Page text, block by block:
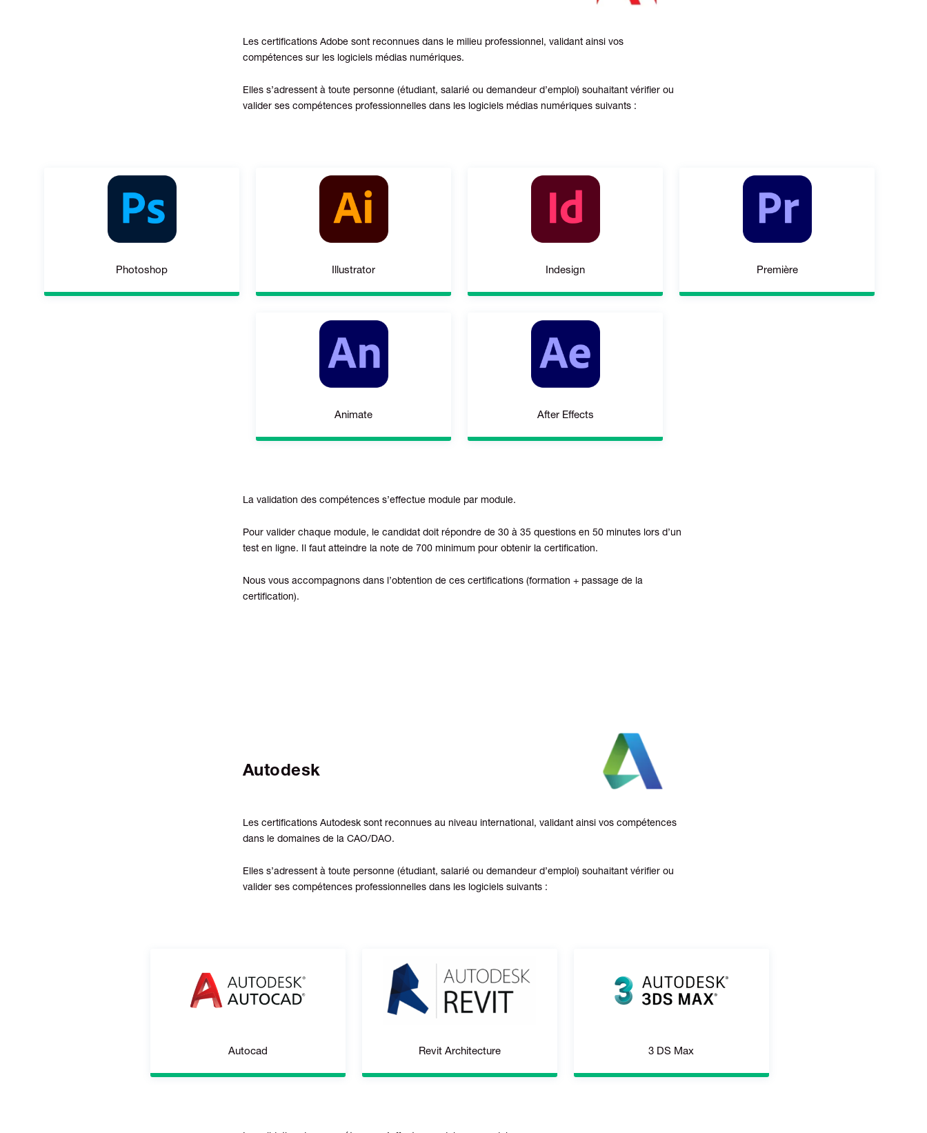
Les certifications Adobe sont reconnues dans le milieu professionnel, validant ainsi vos
compétences sur les logiciels médias numériques.
Elles s’adressent à toute personne (étudiant, salarié ou demandeur d’emploi) souhaitant vérifier ou
valider ses compétences professionnelles dans les logiciels médias numériques suivants :
Photoshop Illustrator Indesign Première
Animate After Effects
La validation des compétences s’effectue module par module.
Pour valider chaque module, le candidat doit répondre de 30 à 35 questions en 50 minutes lors d’un
test en ligne. Il faut atteindre la note de 700 minimum pour obtenir la certification.
Nous vous accompagnons dans l’obtention de ces certifications (formation + passage de la
certification).
Autodesk
Les certifications Autodesk sont reconnues au niveau international, validant ainsi vos compétences
dans le domaines de la CAO/DAO.
Elles s’adressent à toute personne (étudiant, salarié ou demandeur d’emploi) souhaitant vérifier ou
valider ses compétences professionnelles dans les logiciels suivants :
Autocad Revit Architecture 3 DS Max